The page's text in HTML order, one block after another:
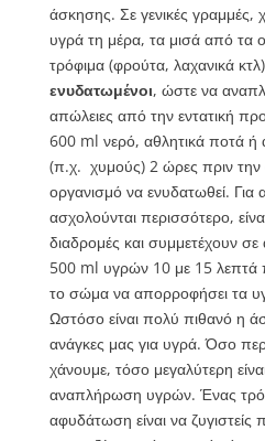
άσκησης. Σε γενικές γραμμές,
υγρά τη μέρα, τα μισά από τα
τρόφιμα (φρούτα, λαχανικά
ενυδατωμένοι, ώστε να
απώλειες από την εντατική
600 ml νερό, αθλητικά ποτά
(π.χ. χυμούς) 2 ώρες πριν
οργανισμό να ενυδατωθεί.
ασχολούνται περισσότερο,
διαδρομές και συμμετέχουν
500 ml υγρών 10 με 15 λεπτά
το σώμα να απορροφήσει τα
Ωστόσο είναι πολύ πιθανό η
ανάγκες μας για υγρά. Όσο
χάνουμε, τόσο μεγαλύτερη
αναπλήρωση υγρών. Ένας
αφυδάτωση είναι να ζυγιστείς